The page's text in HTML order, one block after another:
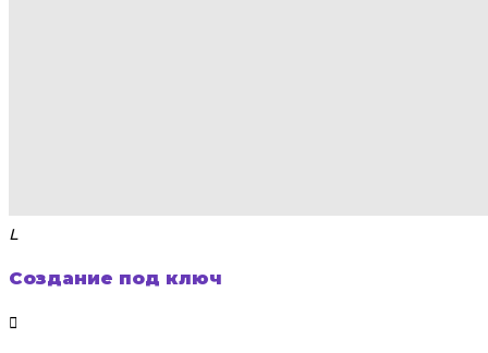
Создание под ключ